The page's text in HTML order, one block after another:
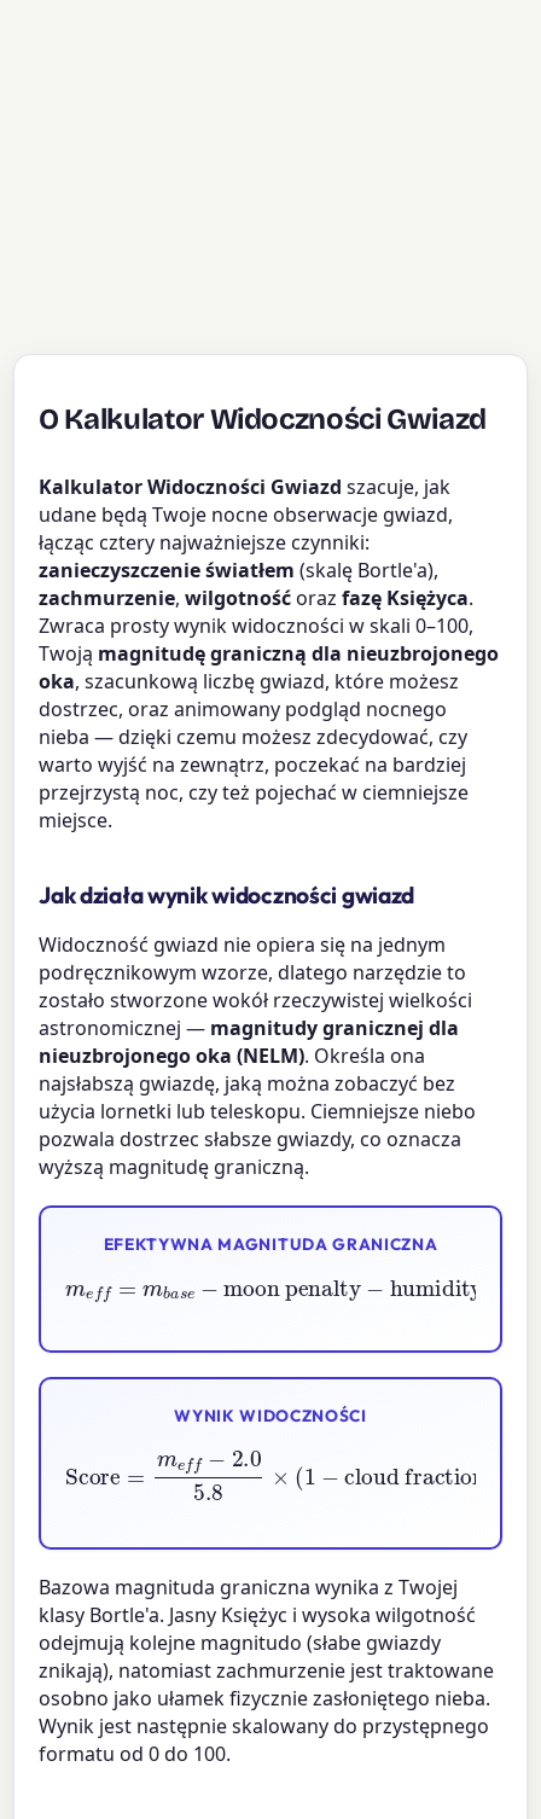
O Kalkulator Widoczności Gwiazd
Kalkulator Widoczności Gwiazd szacuje, jak
udane będą Twoje nocne obserwacje gwiazd,
łącząc cztery najważniejsze czynniki:
zanieczyszczenie światłem (skalę Bortle'a),
zachmurzenie,wilgotnośćorazfazę Księżyca.
Zwraca prosty wynik widoczności w skali 0–100,
Twoją magnitudę graniczną dla nieuzbrojonego
oka, szacunkową liczbę gwiazd, które możesz
dostrzec, oraz animowany podgląd nocnego
nieba — dzięki czemu możesz zdecydować, czy
warto wyjść na zewnątrz, poczekać na bardziej
przejrzystą noc, czy też pojechać w ciemniejsze
miejsce.
Jak działa wynik widoczności gwiazd
Widoczność gwiazd nie opiera się na jednym
podręcznikowym wzorze, dlatego narzędzie to
zostało stworzone wokół rzeczywistej wielkości
astronomicznej — magnitudy granicznej dla
nieuzbrojonego oka (NELM). Określa ona
najsłabszą gwiazdę, jaką można zobaczyć bez
użycia lornetki lub teleskopu. Ciemniejsze niebo
pozwala dostrzec słabsze gwiazdy, co oznacza
wyższą magnitudę graniczną.
EFEKTYWNA MAGNITUDA GRANICZNA
m =mbase−
moon penalty −humidity penalty
WYNIK WIDOCZNOŚCI
Score m f−2.0
cloud fraction
Bazowa magnituda graniczna wynika z Twojej
klasy Bortle'a. Jasny Księżyc i wysoka wilgotność
odejmują kolejne magnitudo (słabe gwiazdy
znikają), natomiast zachmurzenie jest traktowane
osobno jako ułamek fizycznie zasłoniętego nieba.
Wynik jest następnie skalowany do przystępnego
formatu od 0 do 100.